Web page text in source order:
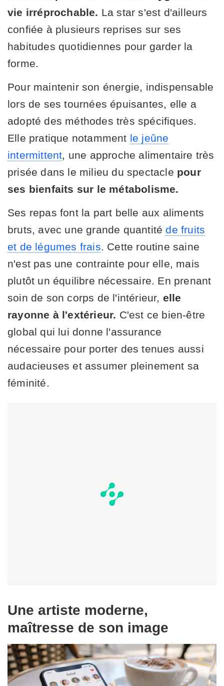
vie irréprochable. La star s'est d'ailleurs
confiée à plusieurs reprises sur ses
habitudes quotidiennes pour garder la
forme.
Pour maintenir son énergie, indispensable
lors de ses tournées épuisantes, elle a
adopté des méthodes très spécifiques.
Elle pratique notamment le jeûne
intermittent , une approche alimentaire très
prisée dans le milieu du spectacle pour
ses bienfaits sur le métabolisme.
Ses repas font la part belle aux aliments
bruts, avec une grande quantitéde fruits
et de légumes frais . Cette routine saine
n'est pas une contrainte pour elle, mais
plutôt un équilibre nécessaire. En prenant
soin de son corps de l'intérieur, elle
rayonne à l'extérieur. C'est ce bien-être
global qui lui donne l'assurance
nécessaire pour porter des tenues aussi
audacieuses et assumer pleinement sa
féminité.
Une artiste moderne,
maîtresse de son image